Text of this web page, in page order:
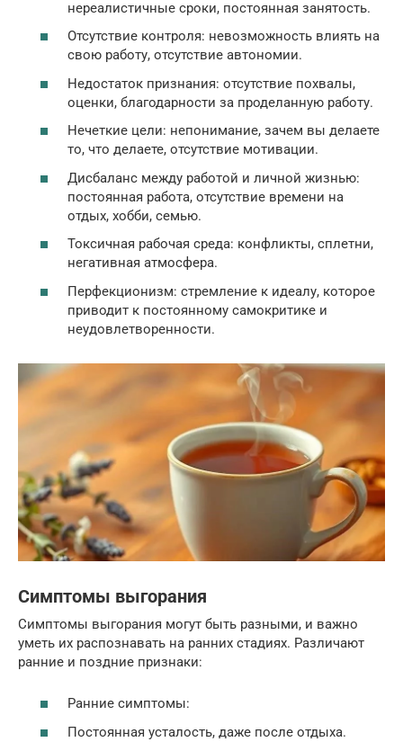
нереалистичные сроки, постоянная занятость.
Отсутствие контроля: невозможность влиять на
свою работу, отсутствие автономии.
Недостаток признания: отсутствие похвалы,
оценки, благодарности за проделанную работу.
Нечеткие цели: непонимание, зачем вы делаете
то, что делаете, отсутствие мотивации.
Дисбаланс между работой и личной жизнью:
постоянная работа, отсутствие времени на
отдых, хобби, семью.
Токсичная рабочая среда: конфликты, сплетни,
негативная атмосфера.
Перфекционизм: стремление к идеалу, которое
приводит к постоянному самокритике и
неудовлетворенности.
Симптомы выгорания
Симптомы выгорания могут быть разными, и важно
уметь их распознавать на ранних стадиях. Различают
ранние и поздние признаки:
Ранние симптомы:
Постоянная усталость, даже после отдыха.